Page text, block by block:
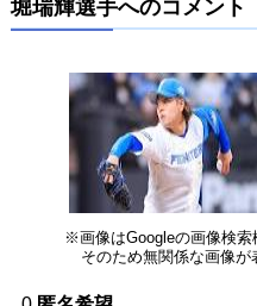
堀瑞輝選手へのコメント
※画像はGoogleの画像検索
そのため無関係な画像が